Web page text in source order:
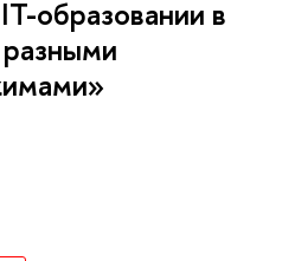
образовании в